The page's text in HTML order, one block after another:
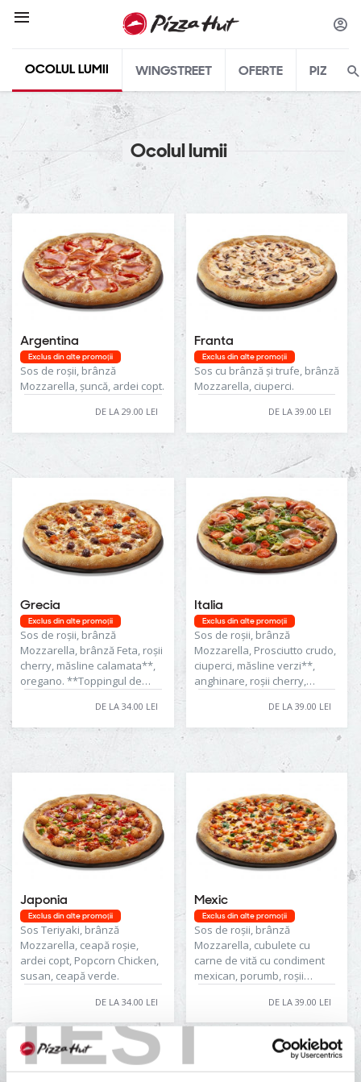
TEST
OCOLUL LUMII WINGSTREET OFERTE PIZZA
Ocolul lumii
Argentina
Exclus din alte promoții
Sos de roșii, brânză
Mozzarella, șuncă, ardei copt.
DE LA 29.00 LEI
Franta
Exclus din alte promoții
Sos cu brânză și trufe, brânză
Mozzarella, ciuperci.
DE LA 39.00 LEI
Grecia
Exclus din alte promoții
Sos de roșii, brânză
Mozzarella, brânză Feta, roșii
cherry, măsline calamata**,
oregano. **Toppingul de
DE LA 34.00 LEI
Italia
Exclus din alte promoții
Sos de roșii, brânză
Mozzarella, Prosciutto crudo,
ciuperci, măsline verzi**,
anghinare, roșii cherry,
**Toppingul de măsline
poate conține urme de
DE LA 39.00 LEI
Japonia
Exclus din alte promoții
Sos Teriyaki, brânză
Mozzarella, ceapă roșie,
ardei copt, Popcorn Chicken,
susan, ceapă verde.
DE LA 34.00 LEI
Mexic
Exclus din alte promoții
Sos de roșii, brânză
Mozzarella, cubulete cu
carne de vită cu condiment
mexican, porumb, roșii
DE LA 39.00 LEI